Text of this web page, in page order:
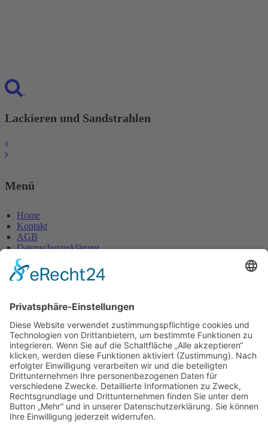
Lackieren und Sandstrahlen
Menü
Home
Kontakt
AGB
Datenschutzerklärung
Impressum
Max-Holder-Straße 13
60437 Frankfurt/M.
Tel.: 069 / 50 28 58
Fax: 069 / 50 21 90
E-Mail: info@glaserei-becker.de
Bürozeiten